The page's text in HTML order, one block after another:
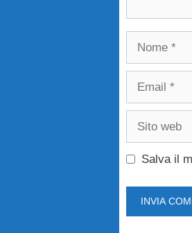
Nome
Email
Sito
Salva il